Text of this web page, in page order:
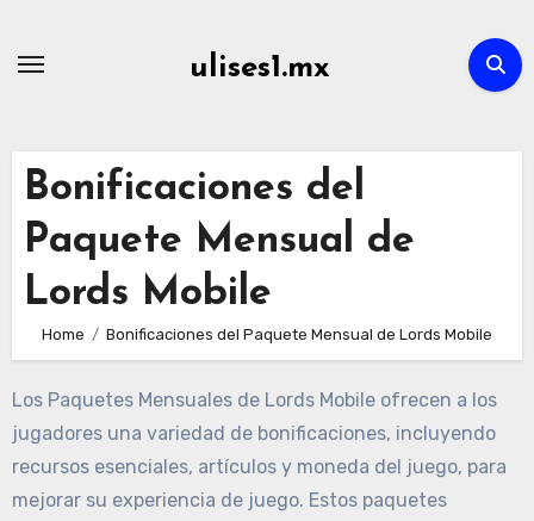
ulises1.mx
Bonificaciones del
Paquete Mensual de
Lords Mobile
Home Bonificaciones del Paquete Mensual de Lords Mobile
Los Paquetes Mensuales de Lords Mobile ofrecen a los
jugadores una variedad de bonificaciones, incluyendo
recursos esenciales, artículos y moneda del juego, para
mejorar su experiencia de juego. Estos paquetes